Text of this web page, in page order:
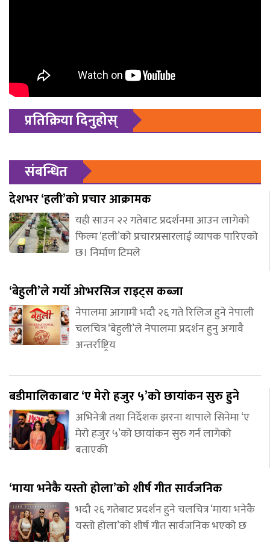
प्रतिक्रिया दिनुहोस्
संबन्धित
देशभर ‘हली’को प्रचार आक्रामक
यही साउन २२ गतेबाट प्रदर्शनमा आउन लागेको
फिल्म ‘हली’को प्रचारप्रसारलाई व्यापक पारिएको
छ। निर्माण टिमले
‘बेहुली’ले गर्यो ओभरसिज राइट्स कब्जा
नेपालमा आगामी भदौ २६ गते रिलिज हुने नेपाली
चलचित्र ‘बेहुली’ले नेपालमा प्रदर्शन हुनु अगावै
अन्तर्राष्ट्रिय
बडीमालिकाबाट ‘ए मेरो हजुर ५’को छायांकन सुरु हुने
अभिनेत्री तथा निर्देशक झरना थापाले सिनेमा ‘ए
मेरो हजुर ५’को छायांकन सुरु गर्न लागेको
बताएकी
‘माया भनेकै यस्तो होला’को शीर्ष गीत सार्वजनिक
भदौ २६ गतेबाट प्रदर्शन हुने चलचित्र ‘माया भनेकै
यस्तो होला’को शीर्ष गीत सार्वजनिक भएको छ